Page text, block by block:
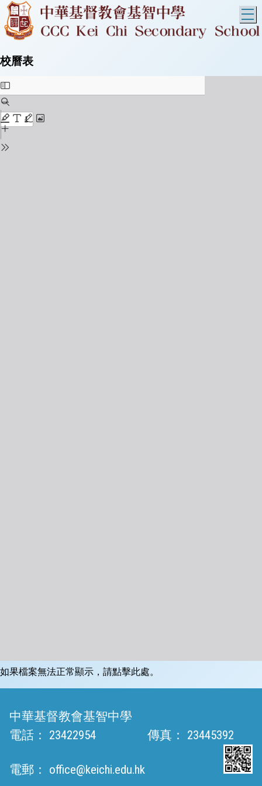
校曆表
如果檔案無法正常顯示，請點擊此處。
中華基督教會基智中學
電話：
23422954 傳真： 23445392
電郵： office@keichi.edu.hk